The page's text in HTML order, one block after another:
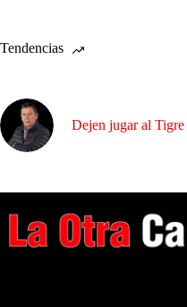
Tendencias
Dejen jugar al Tigre